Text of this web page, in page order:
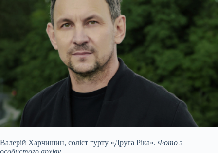
Валерій Харчишин, соліст гурту «Друга Ріка». Фото з
особистого архіву